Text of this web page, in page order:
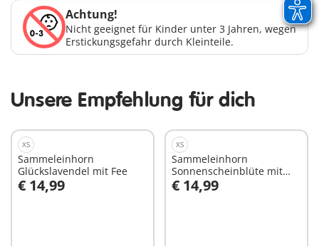
Achtung!
Nicht geeignet für Kinder unter 3 Jahren, wegen
Erstickungsgefahr durch Kleinteile.
Unsere Empfehlung für dich
XS
Sammeleinhorn
Glückslavendel mit Fee
€ 14,99
In den Warenkorb
XS
Sammeleinhorn
Sonnenscheinblüte mit
Fee
€ 14,99
In den Warenkorb